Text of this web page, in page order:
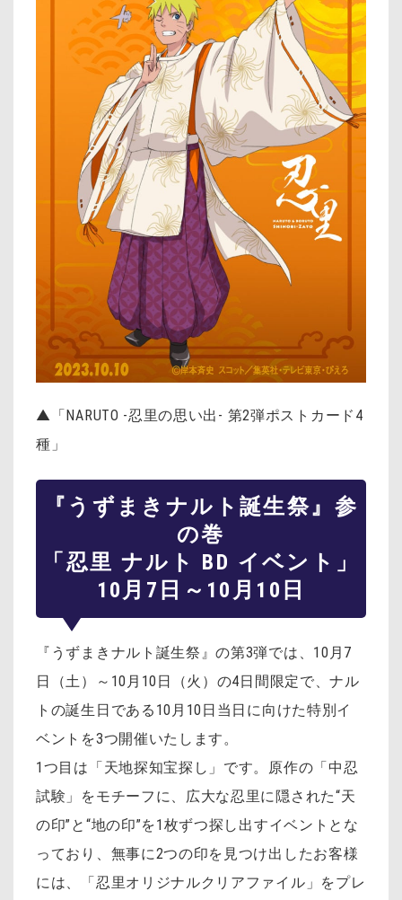
▲「NARUTO -忍里の思い出- 第2弾ポストカード4
種」
『うずまきナルト誕生祭』参
の巻
「忍里 ナルト BD イベント」
10月7日～10月10日
『うずまきナルト誕生祭』の第3弾では、10月7
日（土）～10月10日（火）の4日間限定で、ナル
トの誕生日である10月10日当日に向けた特別イ
ベントを3つ開催いたします。
1つ目は「天地探知宝探し」です。原作の「中忍
試験」をモチーフに、広大な忍里に隠された“天
の印”と“地の印”を1枚ずつ探し出すイベントとな
っており、無事に2つの印を見つけ出したお客様
には、「忍里オリジナルクリアファイル」をプレ